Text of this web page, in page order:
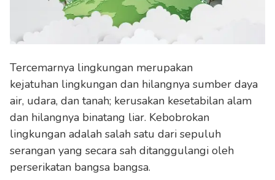
Tercemarnya lingkungan merupakan
kejatuhan lingkungan dan hilangnya sumber daya
air, udara, dan tanah; kerusakan kesetabilan alam
dan hilangnya binatang liar. Kebobrokan
lingkungan adalah salah satu dari sepuluh
serangan yang secara sah ditanggulangi oleh
perserikatan bangsa bangsa.